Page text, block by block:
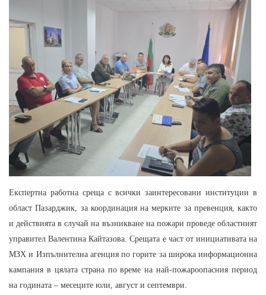
Експертна работна среща с всички заинтересовани институции в
област Пазарджик, за координация на мерките за превенция, както
и действията в случай на възникване на пожари проведе областният
управител Валентина Кайтазова. Срещата е част от инициативата на
МЗХ и Изпълнителна агенция по горите за широка информационна
кампания в цялата страна по време на най-пожароопасния период
на годината – месеците юли, август и септември.